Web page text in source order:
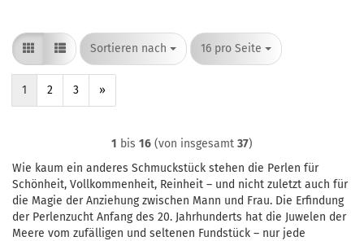
Sortieren nach
Sortieren nach 16 pro Seite
pro Seite
1 2 3 »
1 bis 16 (von insgesamt 37)
Wie kaum ein anderes Schmuckstück stehen die Perlen für
Schönheit, Vollkommenheit, Reinheit – und nicht zuletzt auch für
die Magie der Anziehung zwischen Mann und Frau. Die Erfindung
der Perlenzucht Anfang des 20. Jahrhunderts hat die Juwelen der
Meere vom zufälligen und seltenen Fundstück – nur jede